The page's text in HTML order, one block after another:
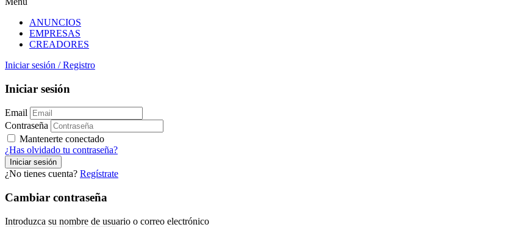
ANUNCIOS
EMPRESAS
CREADORES
Iniciar sesión / Registro
Iniciar sesión
Email
Contraseña
Mantenerte conectado
¿Has olvidado tu contraseña?
¿No tienes cuenta? Regístrate
Cambiar contraseña
Introduzca su nombre de usuario o correo electrónico